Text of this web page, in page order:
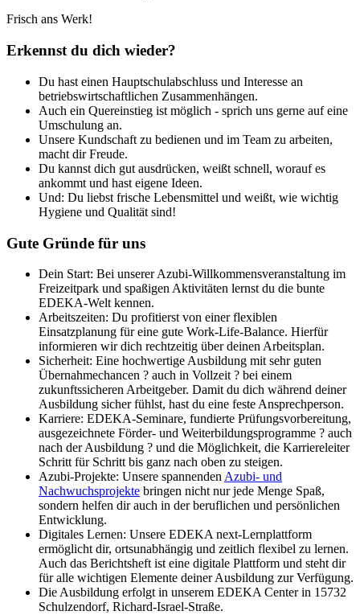
Frisch ans Werk!
Erkennst du dich wieder?
Du hast einen Hauptschulabschluss und Interesse an
betriebswirtschaftlichen Zusammenhängen.
Auch ein Quereinstieg ist möglich - sprich uns gerne auf eine
Umschulung an.
Unsere Kundschaft zu bedienen und im Team zu arbeiten,
macht dir Freude.
Du kannst dich gut ausdrücken, weißt schnell, worauf es
ankommt und hast eigene Ideen.
Und: Du liebst frische Lebensmittel und weißt, wie wichtig
Hygiene und Qualität sind!
Gute Gründe für uns
Dein Start: Bei unserer Azubi-Willkommensveranstaltung im
Freizeitpark und spaßigen Aktivitäten lernst du die bunte
EDEKA-Welt kennen.
Arbeitszeiten: Du profitierst von einer flexiblen
Einsatzplanung für eine gute Work-Life-Balance. Hierfür
informieren wir dich rechtzeitig über deinen Arbeitsplan.
Sicherheit: Eine hochwertige Ausbildung mit sehr guten
Übernahmechancen ? auch in Vollzeit ? bei einem
zukunftssicheren Arbeitgeber. Damit du dich während deiner
Ausbildung sicher fühlst, hast du eine feste Ansprechperson.
Karriere: EDEKA-Seminare, fundierte Prüfungsvorbereitung,
ausgezeichnete Förder- und Weiterbildungsprogramme ? auch
nach der Ausbildung ? und die Möglichkeit, die Karriereleiter
Schritt für Schritt bis ganz nach oben zu steigen.
Azubi-Projekte: Unsere spannenden Azubi- und
Nachwuchsprojekte bringen nicht nur jede Menge Spaß,
sondern helfen dir auch in der beruflichen und persönlichen
Entwicklung.
Digitales Lernen: Unsere EDEKA next-Lernplattform
ermöglicht dir, ortsunabhängig und zeitlich flexibel zu lernen.
Auch das Berichtsheft ist eine digitale Plattform und steht dir
für alle wichtigen Elemente deiner Ausbildung zur Verfügung.
Die Ausbildung erfolgt in unserem EDEKA Center in 15732
Schulzendorf, Richard-Israel-Straße.